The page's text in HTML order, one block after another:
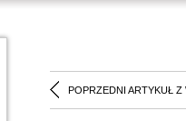
POPRZEDNI ARTYKUŁ Z